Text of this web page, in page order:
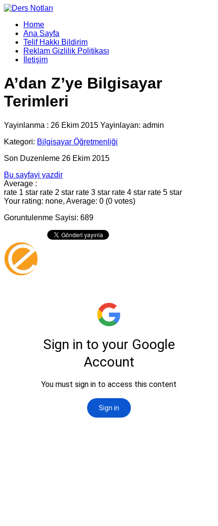
Home
Ana Sayfa
Telif Hakkı Bildirim
Reklam Gizlilik Politikası
İletişim
A’dan Z’ye Bilgisayar
Terimleri
Yayinlanma : 26 Ekim 2015 Yayinlayan: admin
Kategori: Bilgisayar Öğretmenliği
Son Duzenleme 26 Ekim 2015
Bu sayfayi yazdir
Average :
rate 1 star rate 2 star rate 3 star rate 4 star rate 5 star
Your rating: none, Average: 0 (0 votes)
Goruntulenme Sayisi: 689